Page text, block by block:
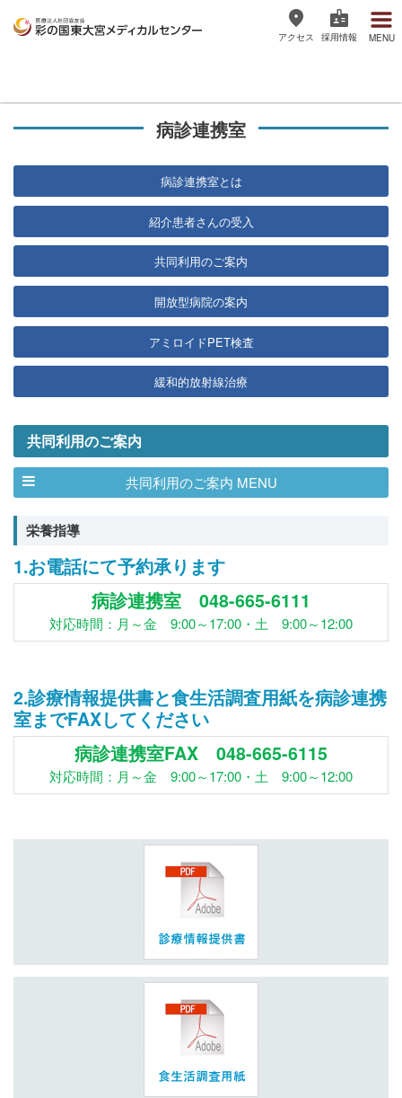
メディカルセンター
アクセス 採用情報 MENU
病診連携室
病診連携室とは
紹介患者さんの受入
共同利用のご案内
開放型病院の案内
アミロイドPET検査
緩和的放射線治療
共同利用のご案内
共同利用のご案内 MENU
栄養指導
1.お電話にて予約承ります
病診連携室 048-665-6111
対応時間：月～金 9:00～17:00・土 9:00～12:00
2.診療情報提供書と食生活調査用紙を病診連携
室までFAXしてください
病診連携室FAX 048-665-6115
対応時間：月～金 9:00～17:00・土 9:00～12:00